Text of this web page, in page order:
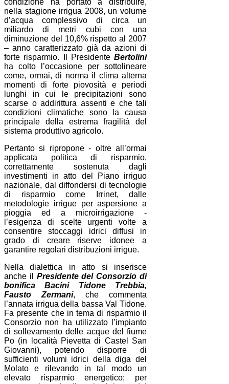
nella stagione irrigua 2008, un volume
d’acqua complessivo di circa un
miliardo di metri cubi con una
diminuzione del 10,6% rispetto al 2007
– anno caratterizzato già da azioni di
forte risparmio. Il PresidenteBertolini
ha colto l’occasione per sottolineare
come, ormai, di norma il clima alterna
momenti di forte piovosità e periodi
lunghi in cui le precipitazioni sono
scarse o addirittura assenti e che tali
condizioni climatiche sono la causa
principale della estrema fragilità del
sistema produttivo agricolo.
Pertanto si ripropone - oltre all’ormai
applicata politica di risparmio,
correttamente sostenuta dagli
investimenti in atto del Piano irriguo
nazionale, dal diffondersi di tecnologie
di risparmio come Irrinet, dalle
metodologie irrigue per aspersione a
pioggia ed a microirrigazione -
l’esigenza di scelte urgenti volte a
consentire stoccaggi idrici diffusi in
grado di creare riserve idonee a
garantire regolari distribuzioni irrigue.
Nella dialettica in atto si inserisce
anche il Presidente del Consorzio di
bonifica Bacini Tidone Trebbia,
Fausto Zermani, che commenta
l’annata irrigua della bassa Val Tidone.
Fa presente che in tema di risparmio il
Consorzio non ha utilizzato l’impianto
di sollevamento delle acque del fiume
Po (in località Pievetta di Castel San
Giovanni), potendo disporre di
sufficienti volumi idrici della diga del
Molato e rilevando in tal modo un
elevato risparmio energetico; per